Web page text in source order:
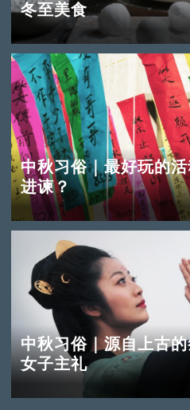
冬至美食
中秋习俗｜最好玩的
进谏？
中秋习俗｜源自上古
女子主礼